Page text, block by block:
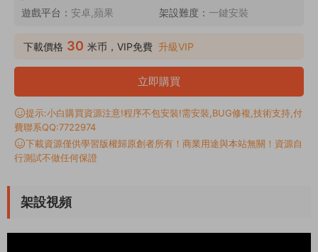
遊戲平台： 安卓,蘋果 架設難度： 一鍵安裝
下載價格 30 米币，VIP免費 升級VIP
立即購買
提示:小白購買資源注意!程序不包安裝!需安裝,BUG修複,技術支持,付
費聯系QQ:7722974
下載資源僅供學習版權歸原創者所有！商業用途與本站無關！資源自
行測試不做任何保證
架設視頻